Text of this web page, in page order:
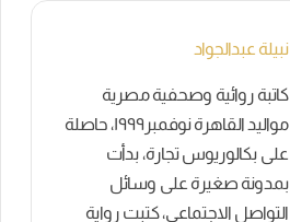
نبيلة عبدالجواد
كاتبة روائية وصحفية مصرية
مواليد القاهرة نوفمبر١٩٩٩، حاصلة
على بكالوريوس تجارة، بدأت
بمدونة صغيرة على وسائل
التواصل الاجتماعي، كتبت رواية